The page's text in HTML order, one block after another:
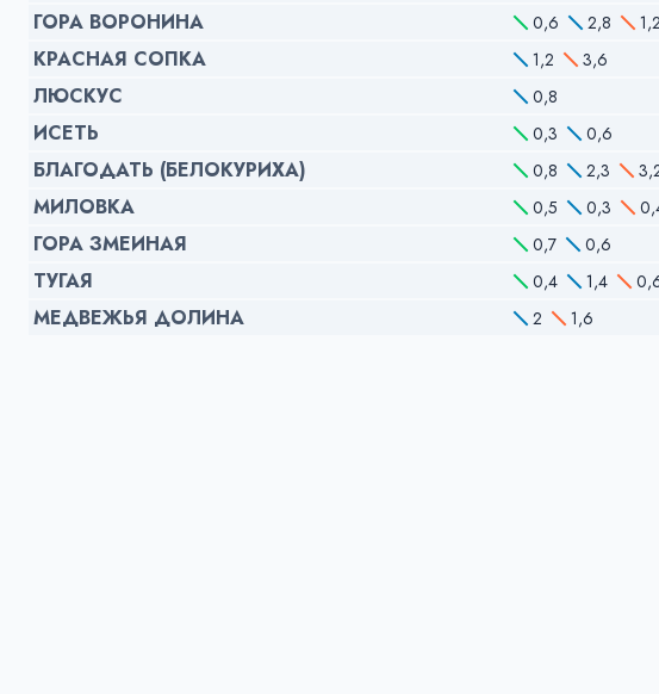
ГОРА ВОРОНИНА 0,6 2,8 1,2
КРАСНАЯ СОПКА 1,2 3,6
ЛЮСКУС 0,8
ИСЕТЬ 0,3 0,6
БЛАГОДАТЬ (БЕЛОКУРИХА) 0,8 2,3
МИЛОВКА 0,5 0,3
ГОРА ЗМЕИНАЯ 0,7 0,6
ТУГАЯ 0,4 1,4
МЕДВЕЖЬЯ ДОЛИНА 2 1,6